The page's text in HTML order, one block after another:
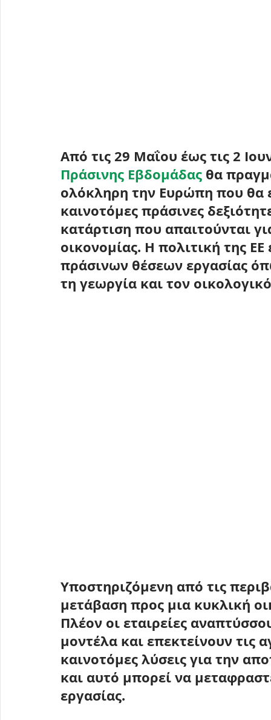
Από τις 29 Μαΐου έως τις 2
Πράσινης Εβδομάδας θα
ολόκληρη την Ευρώπη που θα
καινοτόμες πράσινες
κατάρτιση που απαιτούνται
οικονομίας. Η πολιτική της
πράσινων θέσεων εργασίας
τη γεωργία και τον
Υποστηριζόμενη από τις
μετάβαση προς μια κυκλική
Πλέον οι εταιρείες
μοντέλα και επεκτείνουν
καινοτόμες λύσεις για την
και αυτό μπορεί να
εργασίας.